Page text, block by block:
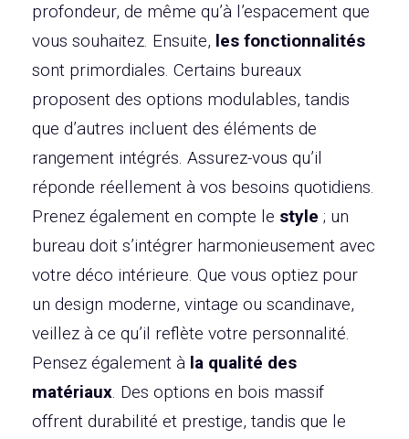
profondeur, de même qu’à l’espacement que
vous souhaitez. Ensuite, les fonctionnalités
sont primordiales. Certains bureaux
proposent des options modulables, tandis
que d’autres incluent des éléments de
rangement intégrés. Assurez-vous qu’il
réponde réellement à vos besoins quotidiens.
Prenez également en compte le style ; un
bureau doit s’intégrer harmonieusement avec
votre déco intérieure. Que vous optiez pour
un design moderne, vintage ou scandinave,
veillez à ce qu’il reflète votre personnalité.
Pensez également à la qualité des
matériaux. Des options en bois massif
offrent durabilité et prestige, tandis que le